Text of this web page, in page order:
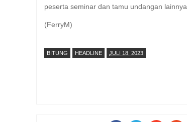
peserta seminar dan tamu undangan lainnya.
(FerryM)
BITUNG HEADLINE JULI 18, 2023